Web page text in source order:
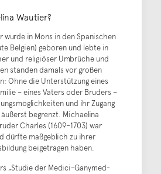
Wautier?
wurde in Mons in den Spanischen
Belgien) geboren und lebte in
und religiöser Umbrüche und
standen damals vor großen
Ohne die Unterstützung eines
– eines Vaters oder Bruders –
und ihr Zugang
begrenzt. Michaelina
Charles (1609–1703) war
dürfte maßgeblich zu ihrer
beigetragen haben.
„Studie der Medici-Ganymed-